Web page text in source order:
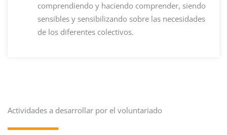
comprendiendo y haciendo comprender, siendo
sensibles y sensibilizando sobre las necesidades
de los diferentes colectivos.
Actividades a desarrollar por el voluntariado